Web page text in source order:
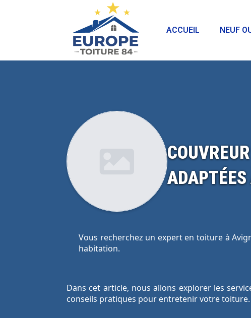
ACCUEIL NEUF
Vous recherchez un expert en toiture à
habitation.
Dans cet article, nous allons explorer les
conseils pratiques pour entretenir votre toiture.